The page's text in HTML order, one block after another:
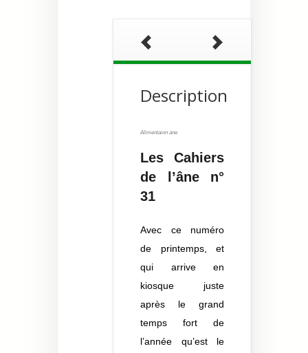
Description
Alimentaion ane
Les Cahiers
de l’âne n°
31
Avec ce numéro
de printemps, et
qui arrive en
kiosque juste
après le grand
temps fort de
l’année qu’est le